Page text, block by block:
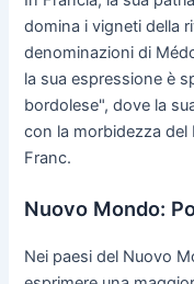
domina i vigneti della
denominazioni di
la sua espressione è
bordolese", dove la
con la morbidezza del
Franc.
Nuovo Mondo:
Nei paesi del Nuovo